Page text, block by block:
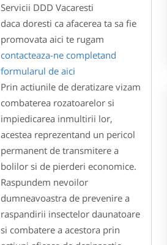
Servicii DDD Vacaresti
daca doresti ca afacerea ta sa fie
promovata aici te rugam
contacteaza-ne completand
formularul de aici
Prin actiunile de deratizare vizam
combaterea rozatoarelor si
impiedicarea inmultirii lor,
acestea reprezentand un pericol
permanent de transmitere a
bolilor si de pierderi economice.
Raspundem nevoilor
dumneavoastra de prevenire a
raspandirii insectelor daunatoare
si combatere a acestora prin